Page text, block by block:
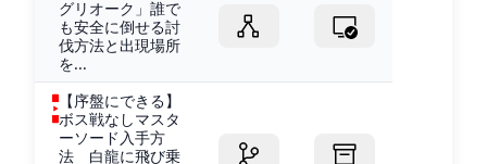
グリオーク」誰で
も安全に倒せる討
伐方法と出現場所
を...
【序盤にできる】
ボス戦なしマスタ
ーソード入手方
法 白龍に飛び乗